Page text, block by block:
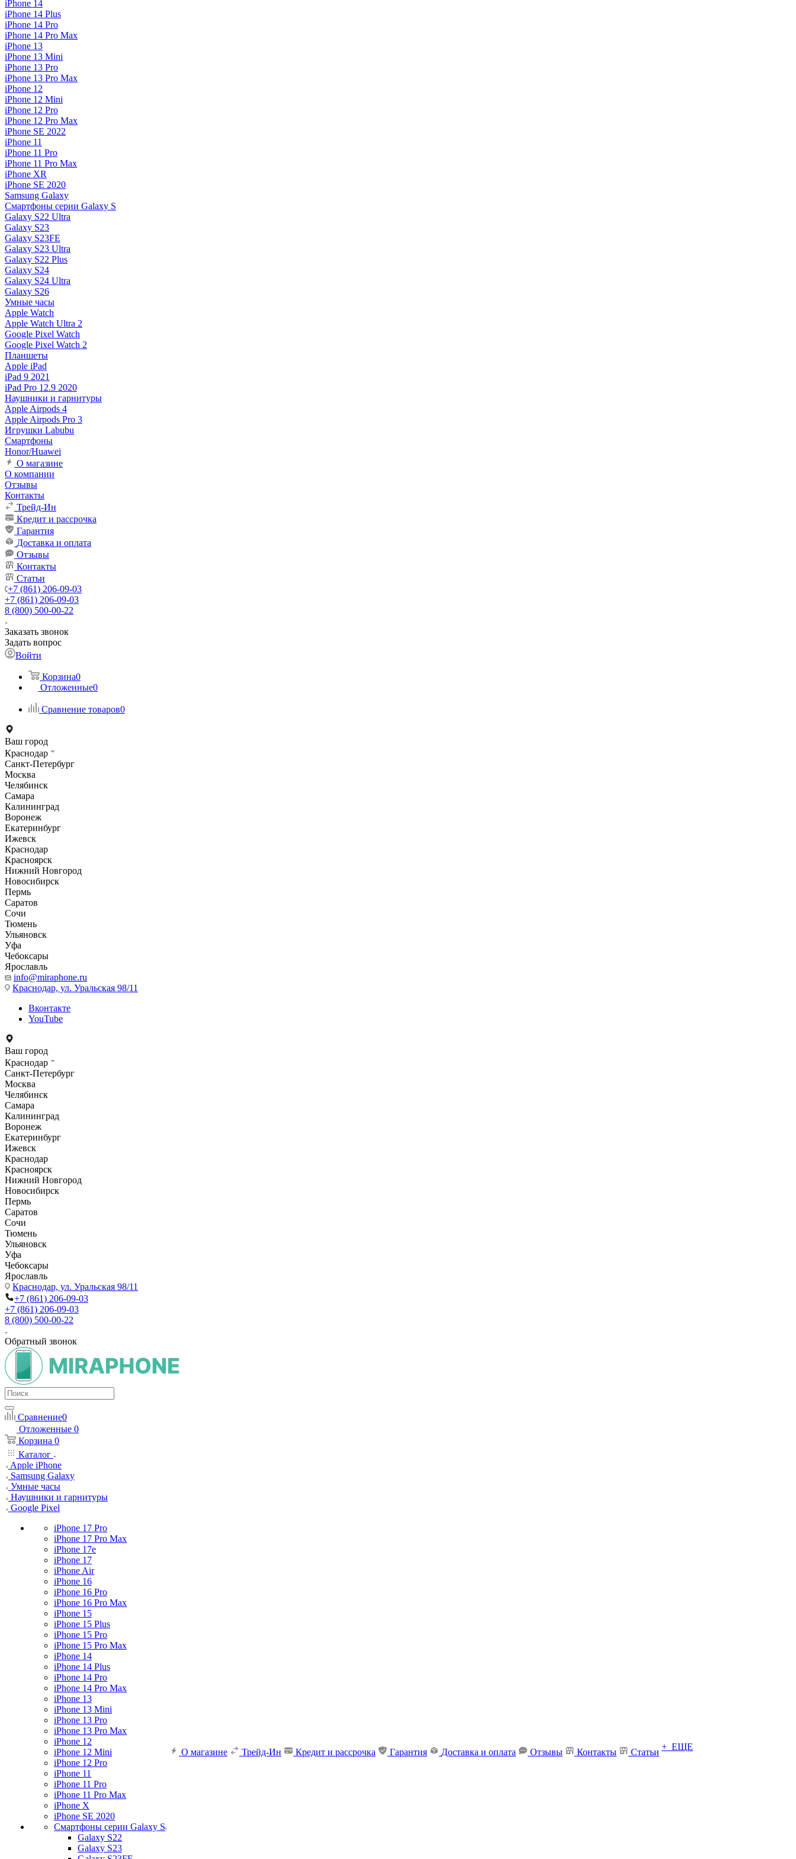
iPhone 14
iPhone 14 Plus
iPhone 14 Pro
iPhone 14 Pro Max
iPhone 13
iPhone 13 Mini
iPhone 13 Pro
iPhone 13 Pro Max
iPhone 12
iPhone 12 Mini
iPhone 12 Pro
iPhone 12 Pro Max
iPhone SE 2022
iPhone 11
iPhone 11 Pro
iPhone 11 Pro Max
iPhone XR
iPhone SE 2020
Samsung Galaxy
Смартфоны серии Galaxy S
Galaxy S22 Ultra
Galaxy S23
Galaxy S23FE
Galaxy S23 Ultra
Galaxy S22 Plus
Galaxy S24
Galaxy S24 Ultra
Galaxy S26
Умные часы
Apple Watch
Apple Watch Ultra 2
Google Pixel Watch
Google Pixel Watch 2
Планшеты
Apple iPad
iPad 9 2021
iPad Pro 12.9 2020
Наушники и гарнитуры
Apple Airpods 4
Apple Airpods Pro 3
Игрушки Labubu
Смартфоны
Honor/Huawei
О магазине
О компании
Отзывы
Контакты
Трейд-Ин
Кредит и рассрочка
Гарантия
Доставка и оплата
Отзывы
Контакты
Статьи
+7 (861) 206-09-03
+7 (861) 206-09-03
8 (800) 500-00-22
Заказать звонок
Задать вопрос
Войти
Корзина0
Отложенные0
Сравнение товаров0
Ваш город
Краснодар
Санкт-Петербург
Москва
Челябинск
Самара
Калининград
Воронеж
Екатеринбург
Ижевск
Краснодар
Красноярск
Нижний Новгород
Новосибирск
Пермь
Саратов
Сочи
Тюмень
Ульяновск
Уфа
Чебоксары
Ярославль
info@miraphone.ru
Краснодар, ул. Уральская 98/11
Вконтакте
YouTube
Ваш город
Краснодар
Санкт-Петербург
Москва
Челябинск
Самара
Калининград
Воронеж
Екатеринбург
Ижевск
Краснодар
Красноярск
Нижний Новгород
Новосибирск
Пермь
Саратов
Сочи
Тюмень
Ульяновск
Уфа
Чебоксары
Ярославль
Краснодар, ул. Уральская 98/11
+7 (861) 206-09-03
+7 (861) 206-09-03
8 (800) 500-00-22
Обратный звонок
Сравнение0
Отложенные 0
Корзина 0
Каталог
Apple iPhone
Samsung Galaxy
Умные часы
Наушники и гарнитуры
Google Pixel
iPhone 17 Pro
iPhone 17 Pro Max
iPhone 17e
iPhone 17
iPhone Air
iPhone 16
iPhone 16 Pro
iPhone 16 Pro Max
iPhone 15
iPhone 15 Plus
iPhone 15 Pro
iPhone 15 Pro Max
iPhone 14
iPhone 14 Plus
iPhone 14 Pro
iPhone 14 Pro Max
iPhone 13
iPhone 13 Mini
iPhone 13 Pro
iPhone 13 Pro Max
iPhone 12
iPhone 12 Mini
iPhone 12 Pro
iPhone 11
iPhone 11 Pro
iPhone 11 Pro Max
iPhone X
iPhone SE 2020
Смартфоны серии Galaxy S
Galaxy S22
Galaxy S23
О магазине Трейд-Ин Кредит и рассрочка Гарантия Доставка и оплата Отзывы Контакты Статьи
+ ЕЩЕ